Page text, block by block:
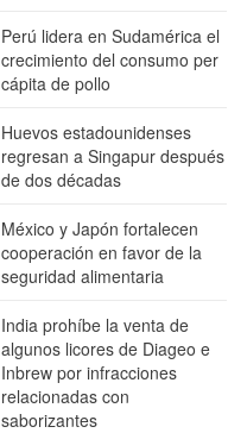
Perú lidera en Sudamérica el
crecimiento del consumo per
cápita de pollo
Huevos estadounidenses
regresan a Singapur después
de dos décadas
México y Japón fortalecen
cooperación en favor de la
seguridad alimentaria
India prohíbe la venta de
algunos licores de Diageo e
Inbrew por infracciones
relacionadas con
saborizantes